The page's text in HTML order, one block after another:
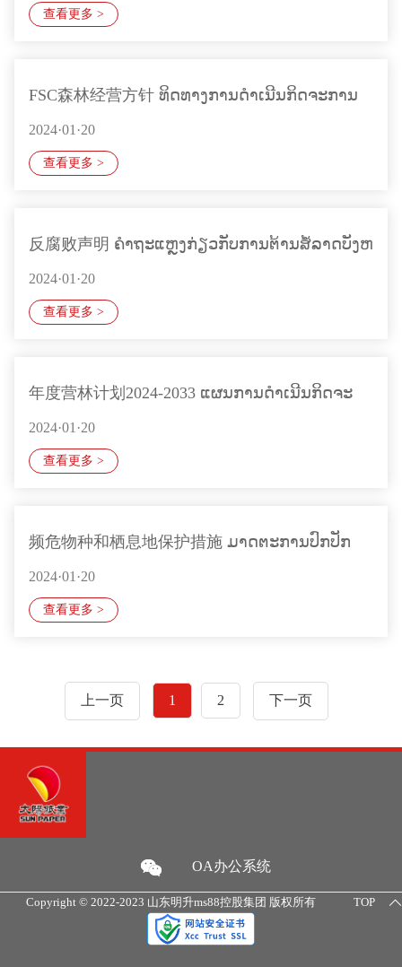
查看更多 >
FSC森林经营方针 ທິດທາງການດໍາເນີນກິດຈະການ
ປ່າໄມ້
2024·01·20
查看更多 >
反腐败声明 ຄໍາຖະແຫຼງກ່ຽວກັບການຕ້ານສໍ້ລາດບັງຫ
2024·01·20
查看更多 >
年度营林计划2024-2033 ແຜນການດໍາເນີນກິດຈະ
ການປ່
2024·01·20
查看更多 >
频危物种和栖息地保护措施 ມາດຕະການປົກປັກ
ຮັກສາປະເພດສັດ
2024·01·20
查看更多 >
上一页 1 2 下一页
OA办公系统
TOP
Copyright © 2022-2023 山东明升ms88控股集团 版权所有